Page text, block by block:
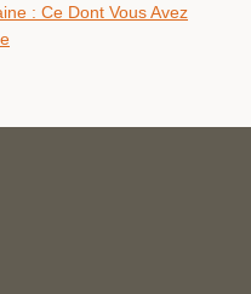
: Ce Dont Vous Avez